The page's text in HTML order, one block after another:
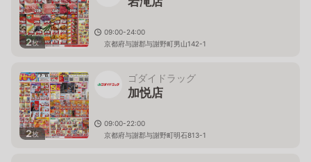
2枚
09:00-24:00
京都府与謝郡与謝野町男山142-1
2枚
ゴダイドラッグ
加悦店
09:00-22:00
京都府与謝郡与謝野町明石813-1